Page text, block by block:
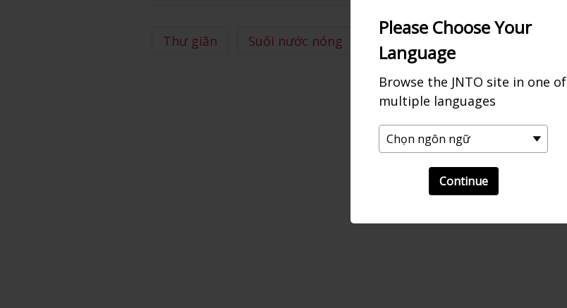
Please Choose Your
Language
Browse the JNTO site in one of
multiple languages
Continue
Thư giãn Suối nước nóng